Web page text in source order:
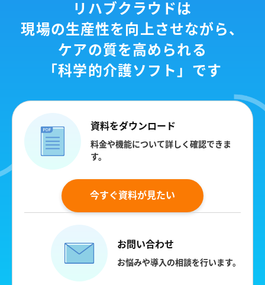
リハブクラウドは
現場の生産性を向上させながら、
ケアの質を高められる
「科学的介護ソフト」です
資料をダウンロード
料金や機能について詳しく確認できま
す。
今すぐ資料が見たい
お問い合わせ
お悩みや導入の相談を行います。